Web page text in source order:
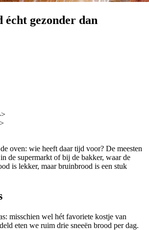
gezonder dan
oven: wie heeft daar tijd voor? De meesten
de supermarkt of bij de bakker, waar de
is lekker, maar bruinbrood is een stuk
misschien wel hét favoriete kostje van
eten we ruim drie sneeën brood per dag.